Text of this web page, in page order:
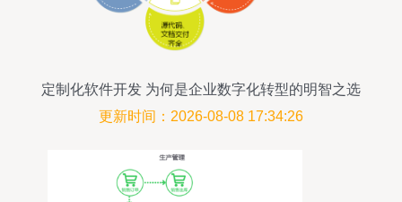
定制化软件开发 为何是企业数字化转型的明智之选
更新时间：2026-08-08 17:34:26